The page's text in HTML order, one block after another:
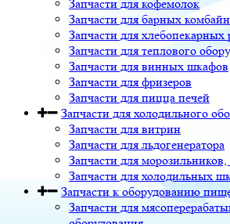
Запчасти для кофемолок
Запчасти для барных
Запчасти для
Запчасти для теплового
Запчасти для винных шкафов
Запчасти для фризеров
Запчасти для пицца печей
Запчасти для холодильного
Запчасти для витрин
Запчасти для льдогенератора
Запчасти для морозильников,
Запчасти для холодильных
Запчасти к оборудованию
Запчасти для